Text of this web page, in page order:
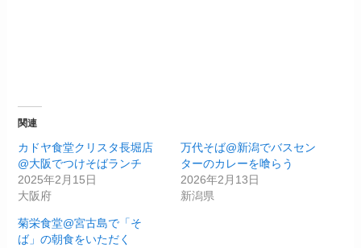
関連
カドヤ食堂クリスタ長堀店
@大阪でつけそばランチ
2025年2月15日
大阪府
万代そば@新潟でバスセン
ターのカレーを喰らう
2026年2月13日
新潟県
菊栄食堂@宮古島で「そ
ば」の朝食をいただく